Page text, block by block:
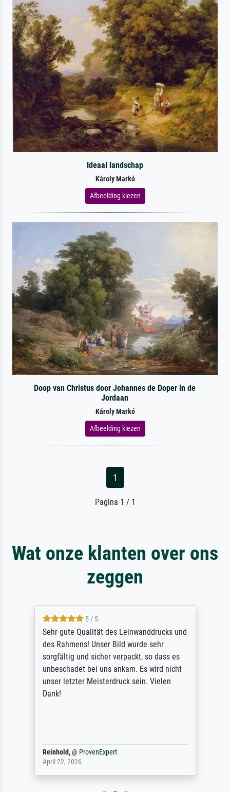
Ideaal landschap
Károly Markó
Afbeelding kiezen
Doop van Christus door Johannes de Doper in de
Jordaan
Károly Markó
Afbeelding kiezen
1
Pagina 1 / 1
Wat onze klanten over ons
zeggen
5 / 5
Sehr gute Qualität des Leinwanddrucks und
des Rahmens! Unser Bild wurde sehr
sorgfältig und sicher verpackt, so dass es
unbeschadet bei uns ankam. Es wird nicht
unser letzter Meisterdruck sein. Vielen
Dank!
Reinhold,@ ProvenExpert
April 22, 2026